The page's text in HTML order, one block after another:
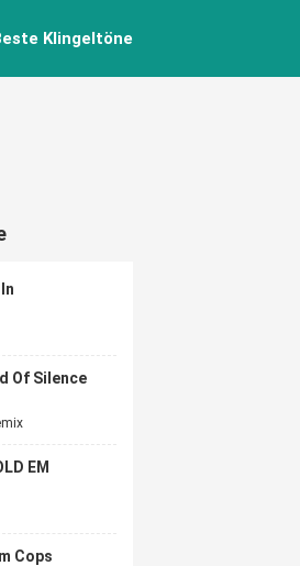
Klingeltöne
Of Silence
EM
Cops